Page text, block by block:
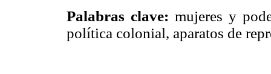
Palabras clave: mujeres y
política colonial, aparatos de